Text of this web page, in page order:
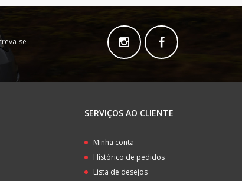
se
SERVIÇOS AO CLIENTE
Minha conta
Histórico de pedidos
Lista de desejos